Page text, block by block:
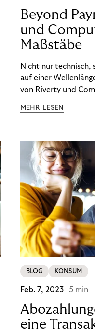
Beyond
und
Maßstäbe
Nicht nur technisch,
auf einer
von Riverty und
Zahlungsabwicklung
MEHR LESEN
BLOG KONSUM
Feb. 7, 2023 5 min
eine